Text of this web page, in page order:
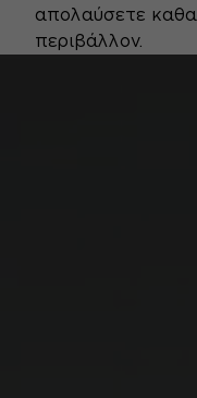
απολαύσετε
περιβάλλον.